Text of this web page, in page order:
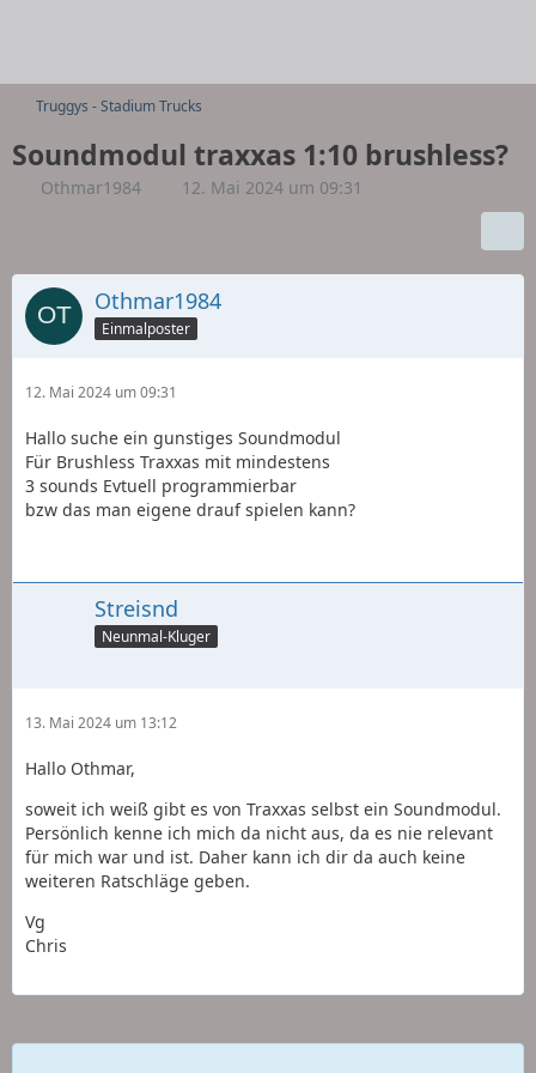
Truggys - Stadium Trucks
Soundmodul traxxas 1:10 brushless?
Othmar1984 12. Mai 2024 um 09:31
Othmar1984
Einmalposter
12. Mai 2024 um 09:31
Hallo suche ein gunstiges Soundmodul
Für Brushless Traxxas mit mindestens
3 sounds Evtuell programmierbar
bzw das man eigene drauf spielen kann?
Streisnd
Neunmal-Kluger
13. Mai 2024 um 13:12
Hallo Othmar,
soweit ich weiß gibt es von Traxxas selbst ein Soundmodul.
Persönlich kenne ich mich da nicht aus, da es nie relevant
für mich war und ist. Daher kann ich dir da auch keine
weiteren Ratschläge geben.
Vg
Chris